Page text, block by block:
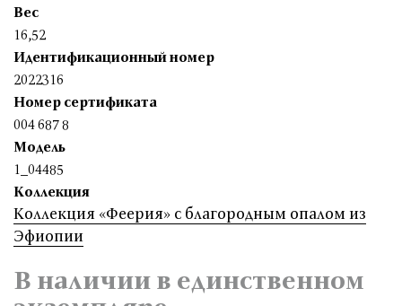
Вес
16,52
Идентификационный номер
2022316
Номер сертификата
004 687 8
Модель
1_04485
Коллекция
Коллекция «Феерия» с благородным опалом из
Эфиопии
В наличии в единственном